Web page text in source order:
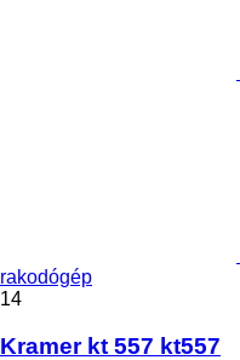
rakodógép
14
Kramer kt 557 kt557